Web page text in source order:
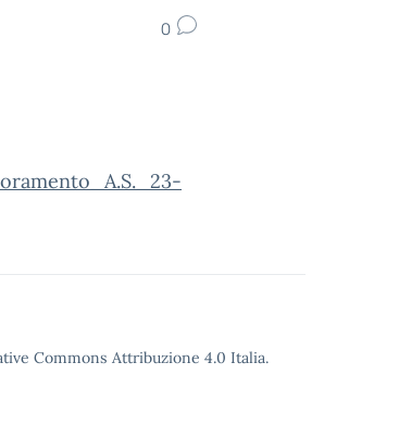
0
Commons Attribuzione 4.0 Italia.